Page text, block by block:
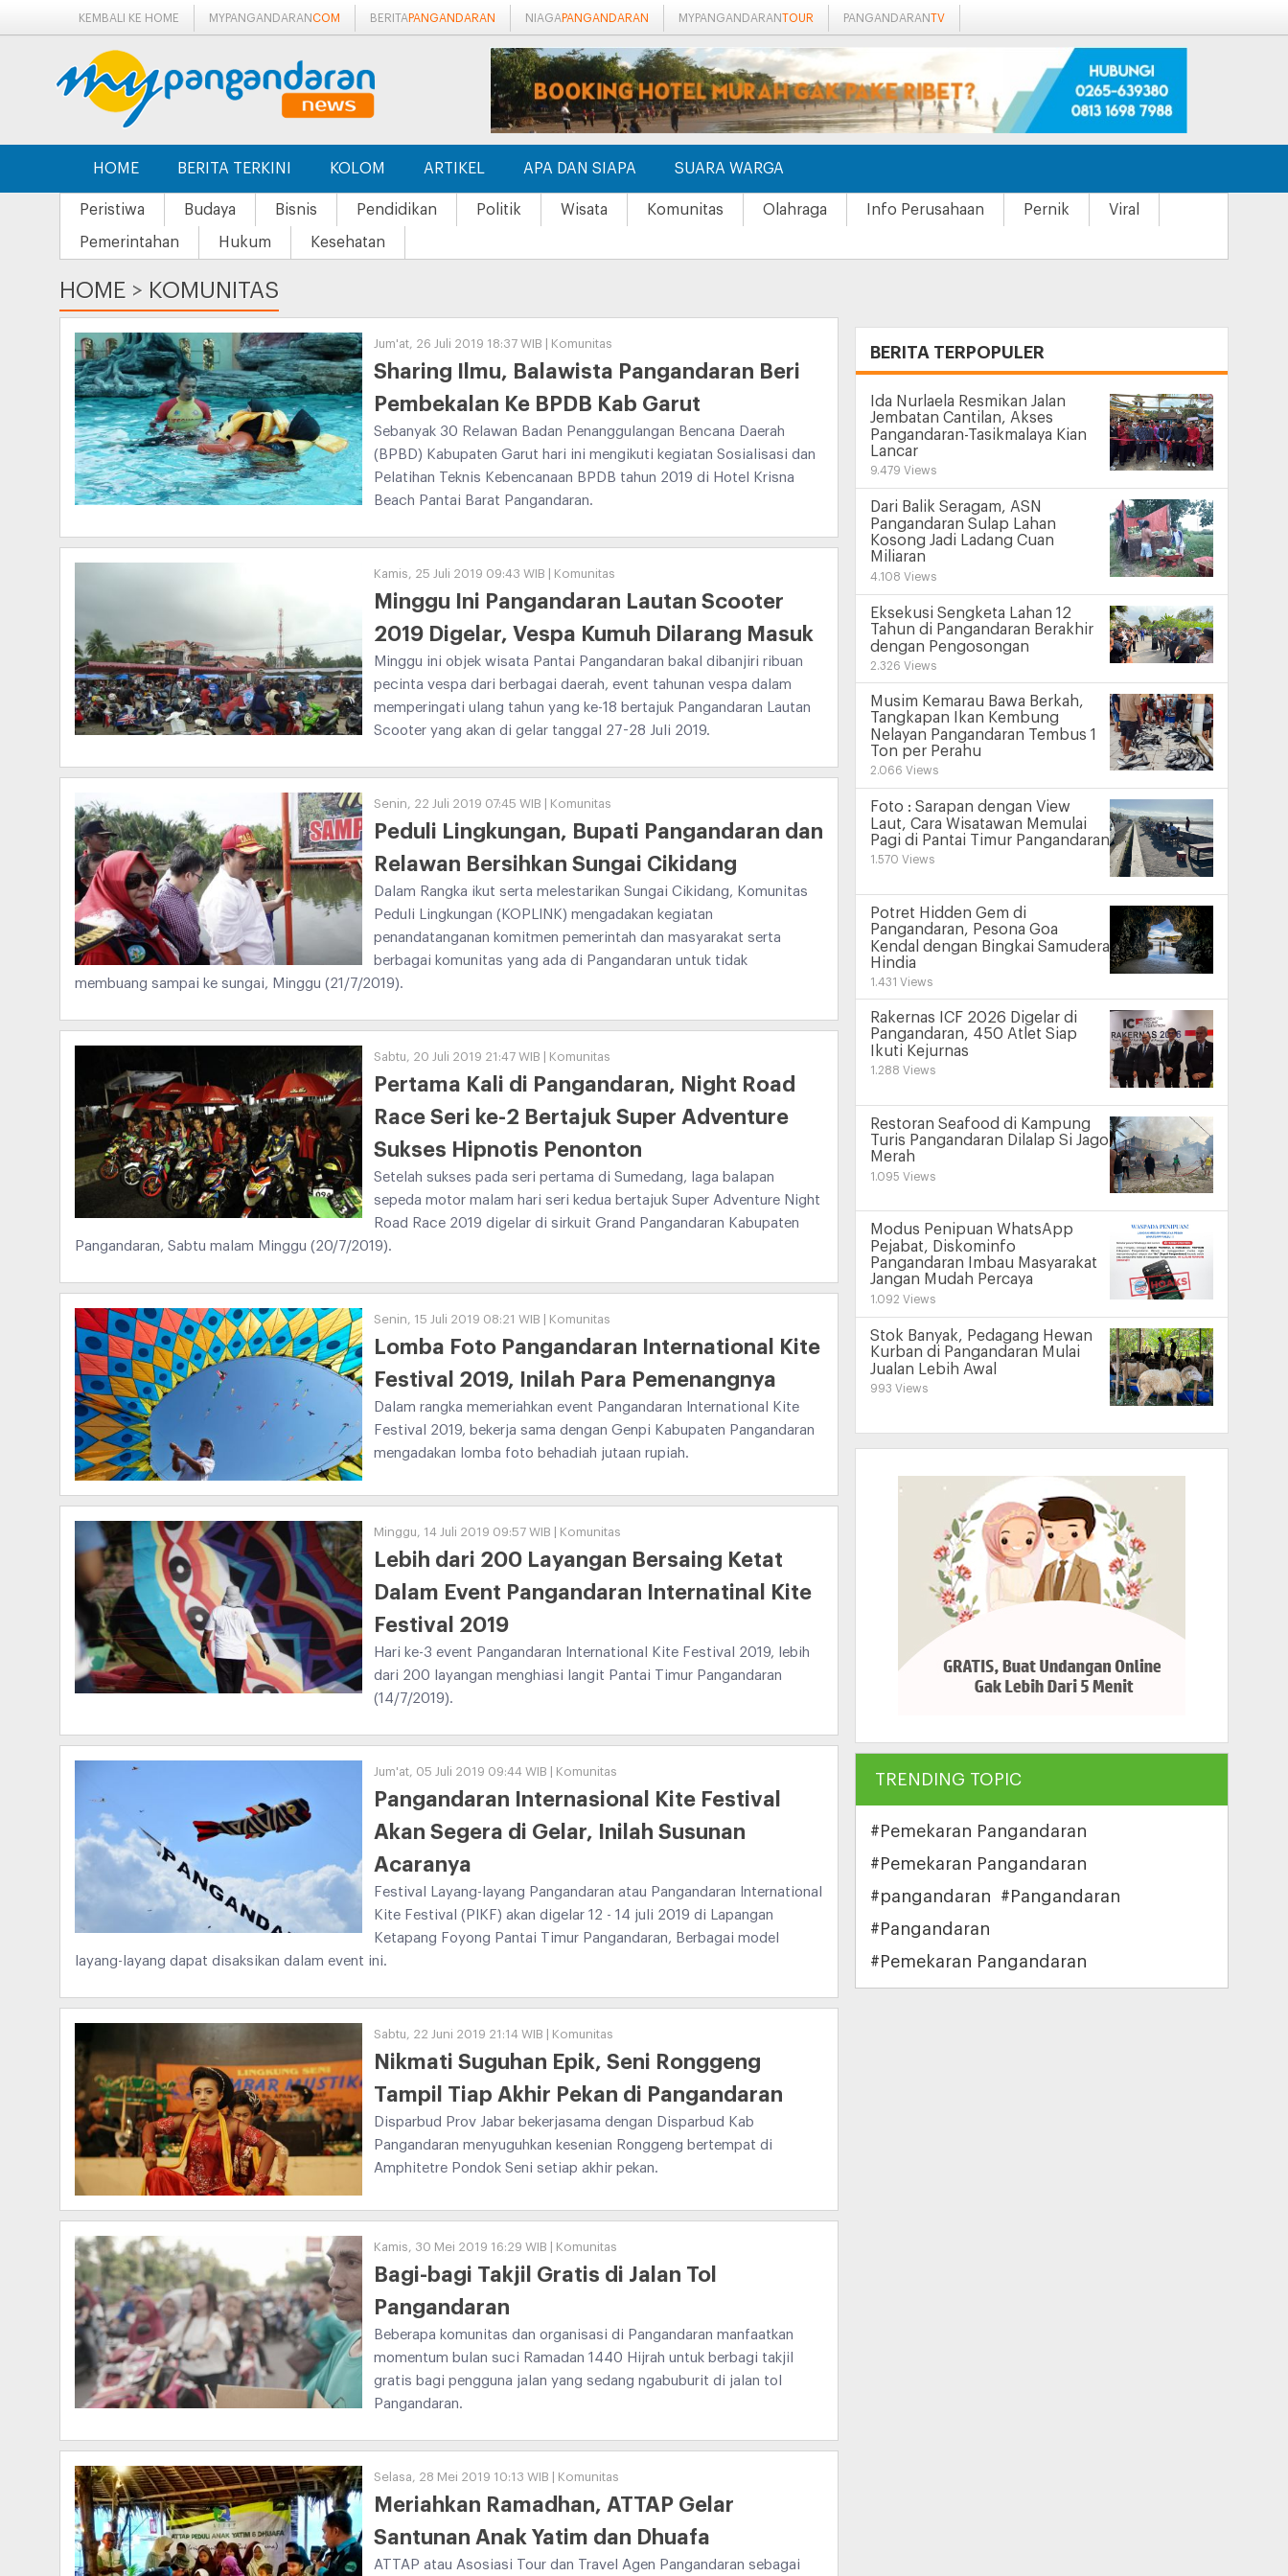
KEMBALI KE HOME MYPANGANDARANCOM BERITA PANGANDARAN NIAGA PANGANDARAN MYPANGANDARANTOUR PANGANDARANTV
HOME BERITA TERKINI KOLOM ARTIKEL APA DAN SIAPA SUARA WARGA
Peristiwa Budaya Bisnis Pendidikan Politik Wisata Komunitas Olahraga Info Perusahaan Pernik Viral
Pemerintahan Hukum Kesehatan
HOME > KOMUNITAS
Jum'at, 26 Juli 2019 18:37 WIB | Komunitas
Sharing Ilmu, Balawista Pangandaran Beri
Pembekalan Ke BPDB Kab Garut
Sebanyak 30 Relawan Badan Penanggulangan Bencana Daerah
(BPBD) Kabupaten Garut hari ini mengikuti kegiatan Sosialisasi dan
Pelatihan Teknis Kebencanaan BPDB tahun 2019 di Hotel Krisna
Beach Pantai Barat Pangandaran.
Kamis, 25 Juli 2019 09:43 WIB | Komunitas
Minggu Ini Pangandaran Lautan Scooter
2019 Digelar, Vespa Kumuh Dilarang Masuk
Minggu ini objek wisata Pantai Pangandaran bakal dibanjiri ribuan
pecinta vespa dari berbagai daerah, event tahunan vespa dalam
memperingati ulang tahun yang ke-18 bertajuk Pangandaran Lautan
Scooter yang akan di gelar tanggal 27-28 Juli 2019.
Senin, 22 Juli 2019 07:45 WIB | Komunitas
Peduli Lingkungan, Bupati Pangandaran dan
Relawan Bersihkan Sungai Cikidang
Dalam Rangka ikut serta melestarikan Sungai Cikidang, Komunitas
Peduli Lingkungan (KOPLINK) mengadakan kegiatan
penandatanganan komitmen pemerintah dan masyarakat serta
berbagai komunitas yang ada di Pangandaran untuk tidak
membuang sampai ke sungai, Minggu (21/7/2019).
Sabtu, 20 Juli 2019 21:47 WIB | Komunitas
Pertama Kali di Pangandaran, Night Road
Race Seri ke-2 Bertajuk Super Adventure
Sukses Hipnotis Penonton
Setelah sukses pada seri pertama di Sumedang, laga balapan
sepeda motor malam hari seri kedua bertajuk Super Adventure Night
Road Race 2019 digelar di sirkuit Grand Pangandaran Kabupaten
Pangandaran, Sabtu malam Minggu (20/7/2019).
Senin, 15 Juli 2019 08:21 WIB | Komunitas
Lomba Foto Pangandaran International Kite
Festival 2019, Inilah Para Pemenangnya
Dalam rangka memeriahkan event Pangandaran International Kite
Festival 2019, bekerja sama dengan Genpi Kabupaten Pangandaran
mengadakan lomba foto behadiah jutaan rupiah.
Minggu, 14 Juli 2019 09:57 WIB | Komunitas
Lebih dari 200 Layangan Bersaing Ketat
Dalam Event Pangandaran Internatinal Kite
Festival 2019
Hari ke-3 event Pangandaran International Kite Festival 2019, lebih
dari 200 layangan menghiasi langit Pantai Timur Pangandaran
(14/7/2019).
Jum'at, 05 Juli 2019 09:44 WIB | Komunitas
Pangandaran Internasional Kite Festival
Akan Segera di Gelar, Inilah Susunan
Acaranya
Festival Layang-layang Pangandaran atau Pangandaran International
Kite Festival (PIKF) akan digelar 12 - 14 juli 2019 di Lapangan
Ketapang Foyong Pantai Timur Pangandaran, Berbagai model
layang-layang dapat disaksikan dalam event ini.
Sabtu, 22 Juni 2019 21:14 WIB | Komunitas
Nikmati Suguhan Epik, Seni Ronggeng
Tampil Tiap Akhir Pekan di Pangandaran
Disparbud Prov Jabar bekerjasama dengan Disparbud Kab
Pangandaran menyuguhkan kesenian Ronggeng bertempat di
Amphitetre Pondok Seni setiap akhir pekan.
Kamis, 30 Mei 2019 16:29 WIB | Komunitas
Bagi-bagi Takjil Gratis di Jalan Tol
Pangandaran
Beberapa komunitas dan organisasi di Pangandaran manfaatkan
momentum bulan suci Ramadan 1440 Hijrah untuk berbagi takjil
gratis bagi pengguna jalan yang sedang ngabuburit di jalan tol
Pangandaran.
Selasa, 28 Mei 2019 10:13 WIB | Komunitas
Meriahkan Ramadhan, ATTAP Gelar
Santunan Anak Yatim dan Dhuafa
ATTAP atau Asosiasi Tour dan Travel Agen Pangandaran sebagai
BERITA TERPOPULER
Ida Nurlaela Resmikan Jalan
Jembatan Cantilan, Akses
Pangandaran-Tasikmalaya Kian
Lancar
9.479 Views
Dari Balik Seragam, ASN
Pangandaran Sulap Lahan
Kosong Jadi Ladang Cuan
Miliaran
4.108 Views
Eksekusi Sengketa Lahan 12
Tahun di Pangandaran Berakhir
dengan Pengosongan
2.326 Views
Musim Kemarau Bawa Berkah,
Tangkapan Ikan Kembung
Nelayan Pangandaran Tembus 1
Ton per Perahu
2.066 Views
Foto : Sarapan dengan View
Laut, Cara Wisatawan Memulai
Pagi di Pantai Timur Pangandaran
1.570 Views
Potret Hidden Gem di
Pangandaran, Pesona Goa
Kendal dengan Bingkai Samudera
Hindia
1.431 Views
Rakernas ICF 2026 Digelar di
Pangandaran, 450 Atlet Siap
Ikuti Kejurnas
1.288 Views
Restoran Seafood di Kampung
Turis Pangandaran Dilalap Si Jago
Merah
1.095 Views
Modus Penipuan WhatsApp
Pejabat, Diskominfo
Pangandaran Imbau Masyarakat
Jangan Mudah Percaya
1.092 Views
Stok Banyak, Pedagang Hewan
Kurban di Pangandaran Mulai
Jualan Lebih Awal
993 Views
TRENDING TOPIC
#Pemekaran Pangandaran
#Pemekaran Pangandaran
#pangandaran
#Pangandaran
#Pangandaran
#Pemekaran Pangandaran